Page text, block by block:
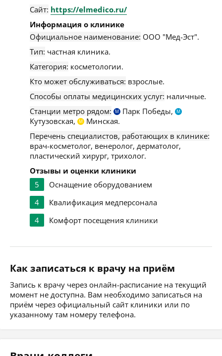
Сайт: https://elmedico.ru/
Информация о клинике
Официальное наименование: ООО "Мед-Эст".
Тип: частная клиника.
Категория: косметологии.
Кто может обслуживаться: взрослые.
Способы оплаты медицинских услуг: наличные.
Станции метро рядом:
М Парк Победы, М
Кутузовская, М
Минская.
Перечень специалистов, работающих в клинике:
врач-косметолог, венеролог, дерматолог,
пластический хирург, трихолог.
Отзывы и оценки клиники
5
Оснащение оборудованием
4
Квалификация медперсонала
4
Комфорт посещения клиники
Как записаться к врачу на приём
Запись к врачу через онлайн-расписание на текущий
момент не доступна. Вам необходимо записаться на
приём через официальный сайт клиники или по
указанному там номеру телефона.